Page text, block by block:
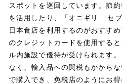
スポットを巡回しています。節
を活用したり、「オニギリ セ
日本食店を利用するのがおすす
のクレジットカードを使用する
ル内施設で優待が受けられます
なく、輸入品への関税もかから
で購入でき、免税店のようにお